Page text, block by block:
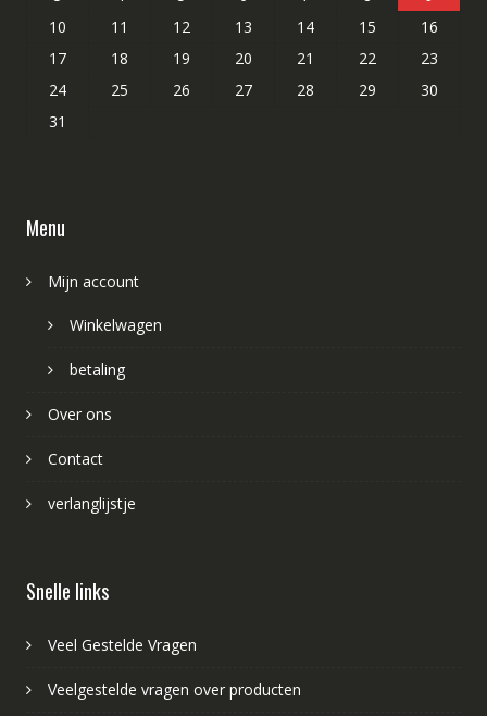
10
11 12 13 14 15
16
17
18 19 20 21 22
23
24
25 26 27 28 29
30
31
Menu
Mijn account
Winkelwagen
betaling
Over ons
Contact
verlanglijstje
Snelle links
Veel Gestelde Vragen
Veelgestelde vragen over producten